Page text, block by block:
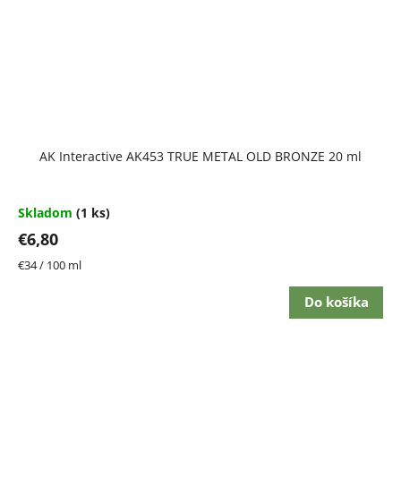
AK Interactive AK453 TRUE METAL OLD BRONZE 20 ml
Skladom (1 ks)
€6,80
Jednotková
€34 / 100 ml
Do košíka